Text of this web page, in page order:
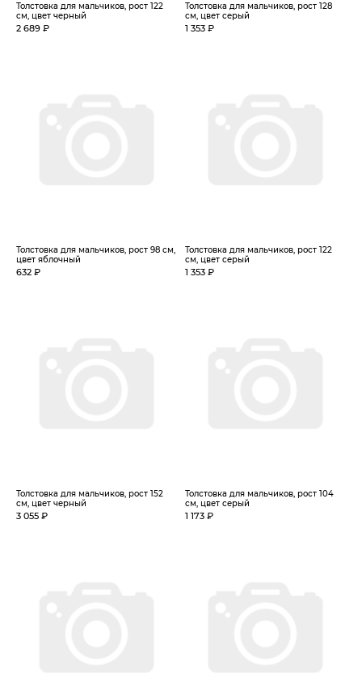
Толстовка для мальчиков, рост 122
см, цвет черный
2 689 ₽
Толстовка для мальчиков, рост 128
см, цвет серый
1 353 ₽
Толстовка для мальчиков, рост 98 см,
цвет яблочный
632 ₽
Толстовка для мальчиков, рост 122
см, цвет серый
1 353 ₽
Толстовка для мальчиков, рост 152
см, цвет черный
3 055 ₽
Толстовка для мальчиков, рост 104
см, цвет серый
1 173 ₽